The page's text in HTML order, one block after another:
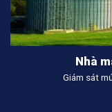
Nhà
Giám sát